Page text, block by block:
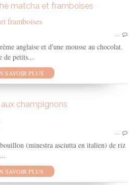
matcha et framboises
…
anglaise et d'une mousse au chocolat.
de petits...
SAVOIR PLUS
champignons
…
(minestra asciutta en italien) de riz
SAVOIR PLUS